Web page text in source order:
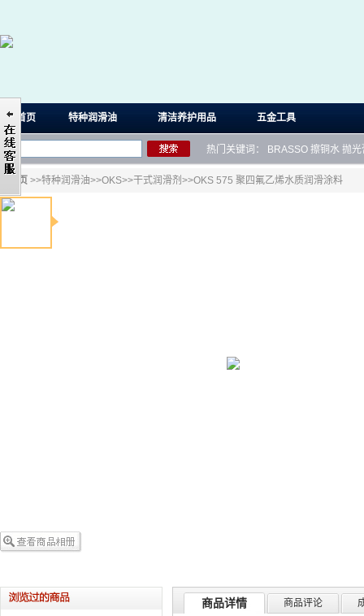
首页 特种润滑油 清洁养护用品 五金工具
热门关键词： BRASSO 擦铜水 抛光
首页 >>特种润滑油>>OKS>>干式润滑剂 >>OKS 575 聚四氟乙烯水质润滑涂料
商品详情 商品评论